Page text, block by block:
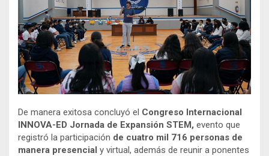
De manera exitosa concluyó el Congreso Internacional
INNOVA-ED Jornada de Expansión STEM, evento que
registró la participación de cuatro mil 716 personas de
manera presencial y virtual, además de reunir a ponentes